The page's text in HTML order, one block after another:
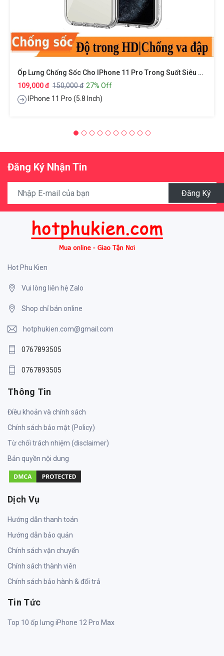
Ốp Lưng Chống Sốc Cho IPhone 11 Pro Trong Suốt Siêu Mỏng Hiệu X-Level Sparkling Series
109,000 đ 150,000 đ 27% Off
IPhone 11 Pro (5.8 Inch)
Đăng Ký Nhận Tin
Đăng Ký
Hot Phu Kien
Vui lòng liên hệ Zalo
Shop chỉ bán online
hotphukien.com@gmail.com
0767893505
0767893505
Thông Tin
Điều khoản và chính sách
Chính sách bảo mật (Policy)
Từ chối trách nhiệm (disclaimer)
Bản quyền nội dung
Dịch Vụ
Hướng dẫn thanh toán
Hướng dẫn bảo quản
Chính sách vận chuyển
Chính sách thành viên
Chính sách bảo hành & đổi trả
Tin Tức
Top 10 ốp lưng iPhone 12 Pro Max